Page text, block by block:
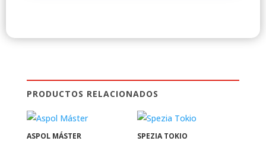
PRODUCTOS RELACIONADOS
ASPOL MÁSTER SPEZIA TOKIO